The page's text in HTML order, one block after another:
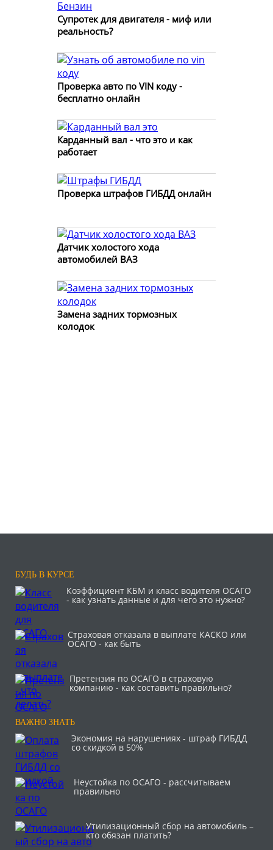
Супротек для двигателя - миф или
реальность?
Проверка авто по VIN коду -
бесплатно онлайн
Карданный вал - что это и как
работает
Проверка штрафов ГИБДД онлайн
Датчик холостого хода
автомобилей ВАЗ
Замена задних тормозных
колодок
БУДЬ В КУРСЕ
Коэффициент КБМ и класс водителя ОСАГО
- как узнать данные и для чего это нужно?
Страховая отказала в выплате КАСКО или
ОСАГО - как быть
Претензия по ОСАГО в страховую
компанию - как составить правильно?
ВАЖНО ЗНАТЬ
Экономия на нарушениях - штраф ГИБДД
со скидкой в 50%
Неустойка по ОСАГО - рассчитываем
правильно
Утилизационный сбор на автомобиль –
кто обязан платить?